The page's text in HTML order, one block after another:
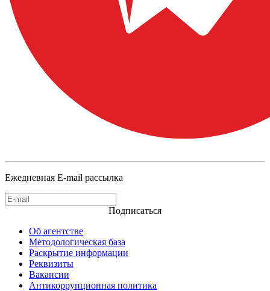
Ежедневная E-mail рассылка
Подписаться
Об агентстве
Методологическая база
Раскрытие информации
Реквизиты
Вакансии
Антикоррупционная политика